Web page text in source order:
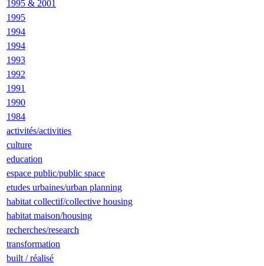
1995 & 2001
1995
1994
1994
1993
1992
1991
1990
1984
activités/activities
culture
education
espace public/public space
etudes urbaines/urban planning
habitat collectif/collective housing
habitat maison/housing
recherches/research
transformation
built / réalisé